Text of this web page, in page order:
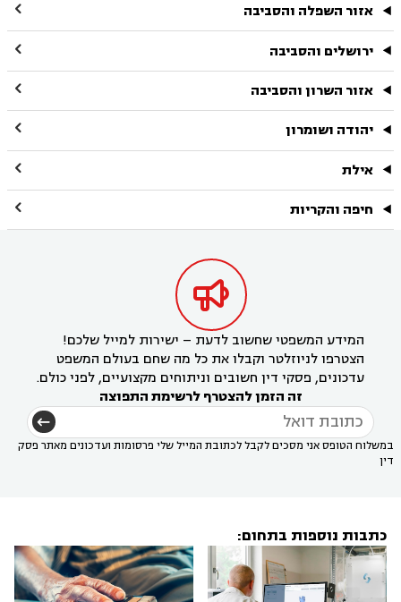
אזור השפלה והסביבה 
ירושלים והסביבה 
אזור השרון והסביבה 
יהודה ושומרון 
אילת 
חיפה והקריות 

המידע המשפטי שחשוב לדעת – ישירות למייל שלכם!
הצטרפו לניוזלטר וקבלו את כל מה שחם בעולם המשפט
עדכונים, פסקי דין חשובים וניתוחים מקצועיים, לפני כולם.
זה הזמן להצטרף לרשימת התפוצה
במשלוח הטופס אני מסכים לקבל לכתובת המייל שלי פרסומות ועדכונים מאתר פסק
דין
כתבות נוספות בתחום: